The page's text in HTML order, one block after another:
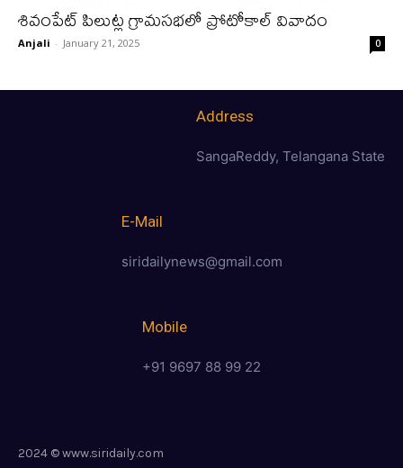
శివంపేట్ పిలుట్ల గ్రామసభలో ప్రోటోకాల్ వివాదం
Anjali - January 21, 2025 0
Address
SangaReddy, Telangana State
E-Mail
siridailynews@gmail.com
Mobile
+91 9697 88 99 22
2024 © www.siridaily.com